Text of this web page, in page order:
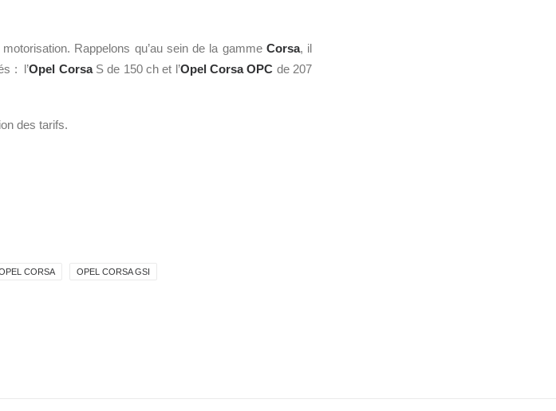
Rappelons qu’au sein de la gamme Corsa, il
: l’Opel CorsaS de 150 ch et l’Opel Corsa OPC de 207
des tarifs.
CORSA OPEL CORSA GSI